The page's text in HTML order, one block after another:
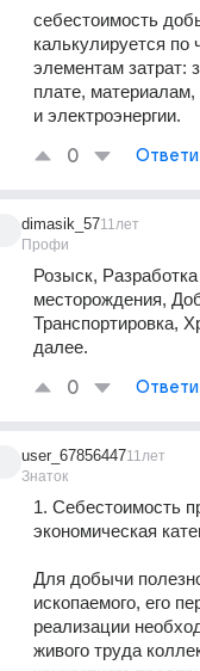
себестоимость
калькулируется по
элементам затрат:
плате,
и электроэнергии.
0
dimasik_57
Профи
11лет
Розыск, Разработка
месторождения,
Транспортировка,
далее.
0
user_67856447
Знаток
11лет
1. Себестоимость
экономическая
Для добычи
ископаемого, его
реализации
живого труда